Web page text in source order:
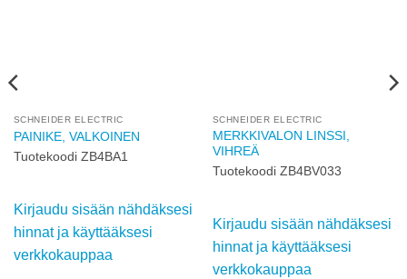
SCHNEIDER ELECTRIC
PAINIKE, VALKOINEN
Tuotekoodi ZB4BA1
Kirjaudu sisään nähdäksesi
hinnat ja käyttääksesi
verkkokauppaa
SCHNEIDER ELECTRIC
MERKKIVALON LINSSI,
VIHREÄ
Tuotekoodi ZB4BV033
Kirjaudu sisään nähdäksesi
hinnat ja käyttääksesi
verkkokauppaa